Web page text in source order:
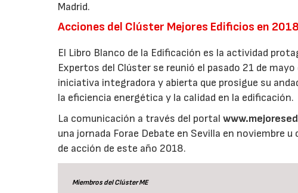
Madrid.
Acciones del Clúster Mejores Edificios en 2018
El Libro Blanco de la Edificación es la actividad
Expertos del Clúster se reunió el pasado 21 de
iniciativa integradora y abierta que prosigue su
la eficiencia energética y la calidad en la edificación.
La comunicación a través del portal
una jornada Forae Debate en Sevilla en noviembre
de acción de este año 2018.
Miembros del Clúster ME